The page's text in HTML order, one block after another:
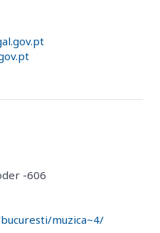
-606
muzica~4/